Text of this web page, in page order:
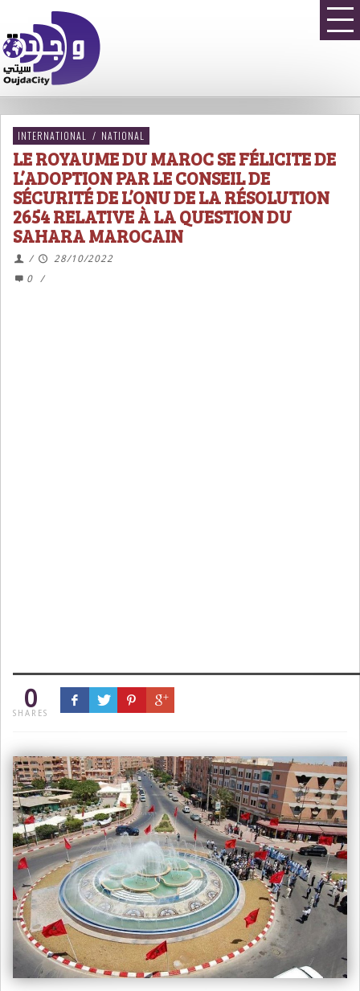
INTERNATIONAL / NATIONAL
LE ROYAUME DU MAROC SE FÉLICITE DE
L’ADOPTION PAR LE CONSEIL DE
SÉCURITÉ DE L’ONU DE LA RÉSOLUTION
2654 RELATIVE À LA QUESTION DU
SAHARA MAROCAIN
/
28/10/2022
0
/
0
SHARES